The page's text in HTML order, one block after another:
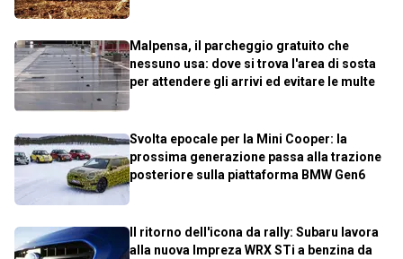
Malpensa, il parcheggio gratuito che
nessuno usa: dove si trova l'area di sosta
per attendere gli arrivi ed evitare le multe
Svolta epocale per la Mini Cooper: la
prossima generazione passa alla trazione
posteriore sulla piattaforma BMW Gen6
Il ritorno dell'icona da rally: Subaru lavora
alla nuova Impreza WRX STi a benzina da